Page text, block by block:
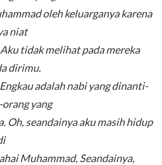
oleh keluarganya karena
niat
tidak melihat pada mereka
dirimu.
adalah nabi yang dinanti-
yang
Oh, seandainya aku masih hidup
Muhammad, Seandainya,